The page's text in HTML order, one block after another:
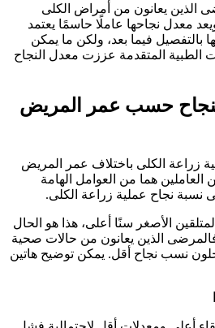
الذين يعانون من أمراض الكلى
معدل نجاحها عاملًا حاسمًا يعتمد
بالتفصيل فيما بعد، ولكن ما يمكن
الطبية المتقدمة عززت معدل النجاح
حسب عمر المريض
زراعة الكلى باختلاف عمر المريض
العاملين هما من العوامل الهامة
نسبة نجاح عملية زراعة الكلى.
الأصغر سنًا أعلى، هذا هو الحال
الذين يعانون من حالات صحية
نسب نجاح أقل. يمكن توضيح هاتين